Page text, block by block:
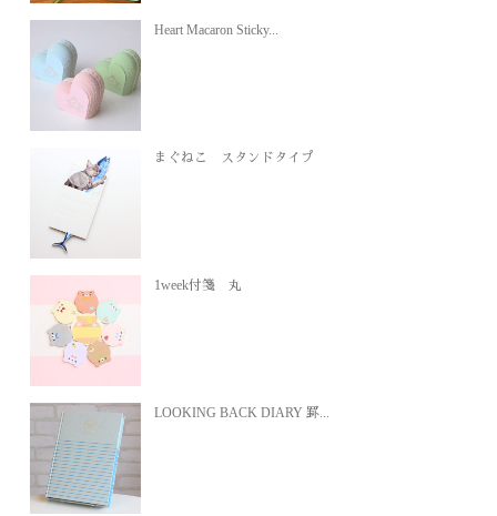
Heart Macaron Sticky...
まぐねこ スタンドタイプ
1week付箋 丸
LOOKING BACK DIARY 罫...